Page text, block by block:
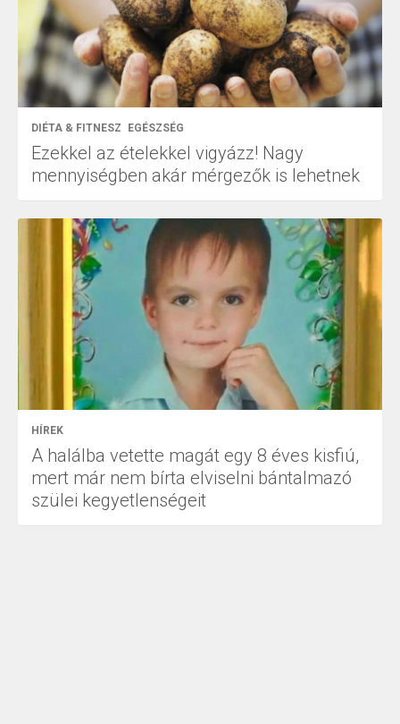
DIÉTA & FITNESZ EGÉSZSÉG
Ezekkel az ételekkel vigyázz! Nagy
mennyiségben akár mérgezők is lehetnek
HÍREK
A halálba vetette magát egy 8 éves kisfiú,
mert már nem bírta elviselni bántalmazó
szülei kegyetlenségeit